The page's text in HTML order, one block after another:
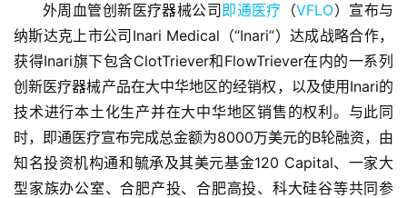
外周血管创新医疗器械公司 即通医疗 （VFLO）宣布与
纳斯达克上市公司Inari Medical（“Inari”）达成战略合作，
获得Inari旗下包含ClotTriever和FlowTriever在内的一系列
创新医疗器械产品在大中华地区的经销权，以及使用Inari的
技术进行本土化生产并在大中华地区销售的权利。与此同
时，即通医疗宣布完成总金额为8000万美元的B轮融资，由
知名投资机构通和毓承及其美元基金120 Capital、一家大
型家族办公室、合肥产投、合肥高投、科大硅谷等共同参